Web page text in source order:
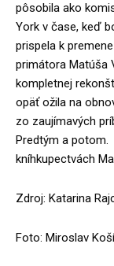
pôsobila ako
York v čase, keď
prispela k
primátora Matúša
kompletnej
opäť ožila na
zo zaujímavých
Predtým a potom.
kníhkupectvách
Zdroj: Katarina
Foto: Miroslav